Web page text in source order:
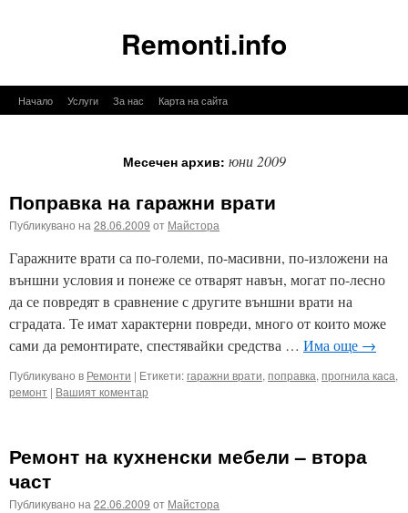
Remonti.info
КъмНачало Услуги За нас Карта на сайта
Месечен архив: юни 2009
Поправка на гаражни врати
Публикувано на 28.06.2009 от Майстора
Гаражните врати са по-големи, по-масивни, по-изложени на
външни условия и понеже се отварят навън, могат по-лесно
да се повредят в сравнение с другите външни врати на
сградата. Те имат характерни повреди, много от които може
сами да ремонтирате, спестявайки средства … Има още →
Публикувано в Ремонти | Етикети:гаражни врати, поправка, прогнила каса,
ремонт | Вашият коментар
Ремонт на кухненски мебели – втора
част
Публикувано на 22.06.2009 от Майстора